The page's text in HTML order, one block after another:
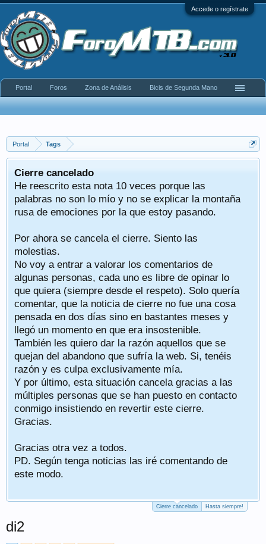
Accede o regístrate
Portal Tags
Cierre cancelado
He reescrito esta nota 10 veces porque las
palabras no son lo mío y no se explicar la montaña
rusa de emociones por la que estoy pasando.
Por ahora se cancela el cierre. Siento las
molestias.
No voy a entrar a valorar los comentarios de
algunas personas, cada uno es libre de opinar lo
que quiera (siempre desde el respeto). Solo quería
comentar, que la noticia de cierre no fue una cosa
pensada en dos días sino en bastantes meses y
llegó un momento en que era insostenible.
También les quiero dar la razón aquellos que se
quejan del abandono que sufría la web. Si, tenéis
razón y es culpa exclusivamente mía.
Y por último, esta situación cancela gracias a las
múltiples personas que se han puesto en contacto
conmigo insistiendo en revertir este cierre.
Gracias.
Gracias otra vez a todos.
PD. Según tenga noticias las iré comentando de
este modo.
Cierre cancelado Hasta siempre!
di2
Portal Foros Zona de Análisis Bicis de Segunda Mano